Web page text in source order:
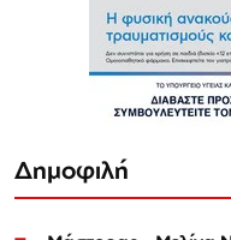
Δημοφιλή